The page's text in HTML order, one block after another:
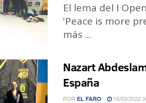
El lema del I
'Peace is more
más ...
Nazart
España
POR EL FARO 16/03/2022